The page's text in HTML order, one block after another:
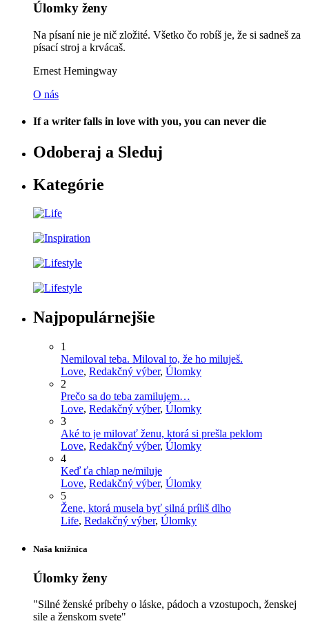
Úlomky ženy
Na písaní nie je nič zložité. Všetko čo robíš je, že si sadneš za
písací stroj a krvácaš.
Ernest Hemingway
O nás
If a writer falls in love with you, you can never die
Odoberaj a Sleduj
Kategórie
Najpopulárnejšie
1
Nemiloval teba. Miloval to, že ho miluješ.
Love, Redakčný výber, Úlomky
2
Prečo sa do teba zamilujem…
Love, Redakčný výber, Úlomky
3
Aké to je milovať ženu, ktorá si prešla peklom
Love, Redakčný výber, Úlomky
4
Keď ťa chlap ne/miluje
Love, Redakčný výber, Úlomky
5
Žene, ktorá musela byť silná príliš dlho
Life, Redakčný výber, Úlomky
Naša knižnica
Úlomky ženy
"Silné ženské príbehy o láske, pádoch a vzostupoch, ženskej
sile a ženskom svete"